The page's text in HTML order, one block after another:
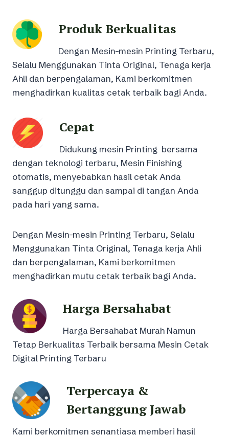
Produk Berkualitas
Dengan Mesin-mesin Printing Terbaru,
Selalu Menggunakan Tinta Original, Tenaga kerja
Ahli dan berpengalaman, Kami berkomitmen
menghadirkan kualitas cetak terbaik bagi Anda.
Cepat
Didukung mesin Printing bersama
dengan teknologi terbaru, Mesin Finishing
otomatis, menyebabkan hasil cetak Anda
sanggup ditunggu dan sampai di tangan Anda
pada hari yang sama.
Dengan Mesin-mesin Printing Terbaru, Selalu
Menggunakan Tinta Original, Tenaga kerja Ahli
dan berpengalaman, Kami berkomitmen
menghadirkan mutu cetak terbaik bagi Anda.
Harga Bersahabat
Harga Bersahabat Murah Namun
Tetap Berkualitas Terbaik bersama Mesin Cetak
Digital Printing Terbaru
Terpercaya &
Bertanggung Jawab
Kami berkomitmen senantiasa memberi hasil